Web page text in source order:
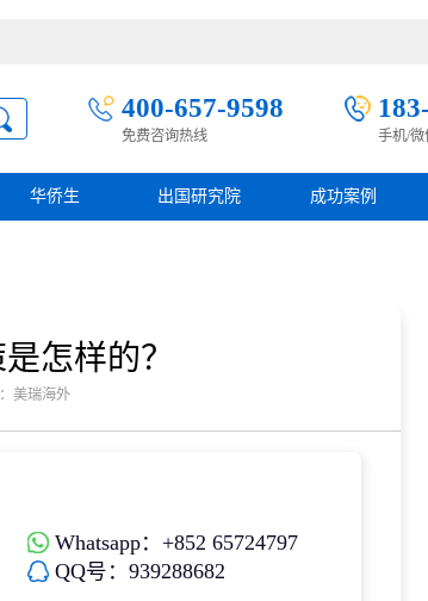
400-657-9598
免费咨询热线
手机/微
在线
日本经营·管理签证
新加坡创业自雇EP
芬兰创业自雇移民
杰出人才
华侨生 出国研究院 成功案例
怎样的？
美瑞海外
Whatsapp：+852 65724797
QQ号：939288682